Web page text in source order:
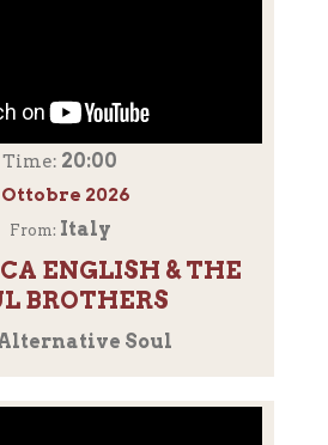
Time: 20:00
Ottobre 2026
From: Italy
ENGLISH & THE
BROTHERS
Soul